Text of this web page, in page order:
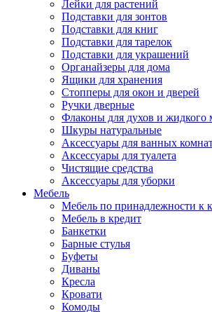
Лейки для растений
Подставки для зонтов
Подставки для книг
Подставки для тарелок
Подставки для украшений
Органайзеры для дома
Ящики для хранения
Стопперы для окон и дверей
Ручки дверные
Флаконы для духов и жидкого
Шкуры натуральные
Аксессуары для ванных
Аксессуары для туалета
Чистящие средства
Аксессуары для уборки
Мебель
Мебель по принадлежности к
Мебель в кредит
Банкетки
Барные стулья
Буфеты
Диваны
Кресла
Кровати
Комоды